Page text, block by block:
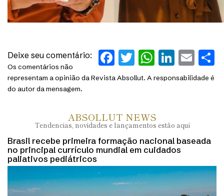
Facebook
Twitter
Deixe seu comentário:
Os comentários não
representam a opinião da Revista Absollut. A responsabilidade é
do autor da mensagem.
ABSOLLUT NEWS
Tendencias, novidades e lançamentos estão aqui
Brasil recebe primeira formação nacional baseada
no principal currículo mundial em cuidados
paliativos pediátricos